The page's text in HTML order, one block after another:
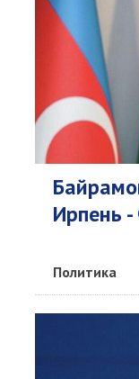
Ирпень
Политика